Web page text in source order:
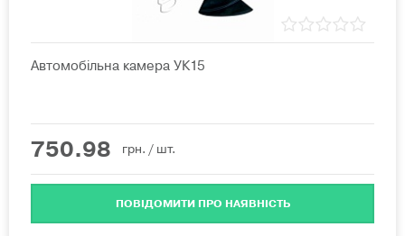
Автомобільна камера УК15
750.98 грн. / шт.
ПОВІДОМИТИ ПРО НАЯВНІСТЬ